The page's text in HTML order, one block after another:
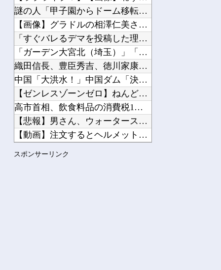
Powered by livedoor 相互RSS
謎の人「甲子園からドーム移転ｲﾔｯ！！7回制ｲﾔｯ！！」←じ...
【画像】グラドルの相澤仁美さん、実はお尻がどちゃシコすぎたｗ...
「すぐバレるデマを投稿した理由はこれか」と拡散元の”賢さ”に...
「ガーデン大宮北（埼玉）」「ニューアサヒ府中四谷店（東京）」...
織田信長、豊臣秀吉、徳川家康の中で大失敗しても謝ったら許して...
中国「大洪水！」中国ダム「決壊」地元民「公式発表より死者多い...
【ゼンレスゾーンゼロ】ねんどろいど「セス・ ローウェル」【本...
高市首相、飲食料品の消費税1％を閣議決定 ◯◯をチラつかせて...
【悲報】男さん、ウォータースライダーで上手く滑れずチューブの...
【動画】注文するとヘルメット装着→鈍器で頭を殴られるチェコの...
スポンサーリンク